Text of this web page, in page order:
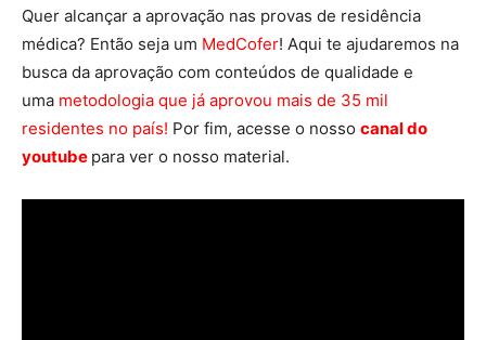
Quer alcançar a aprovação nas provas de residência
médica? Então seja um MedCofer! Aqui te ajudaremos na
busca da aprovação com conteúdos de qualidade e
uma metodologia que já aprovou mais de 35 mil
residentes no país! Por fim, acesse o nosso canal do
youtube para ver o nosso material.